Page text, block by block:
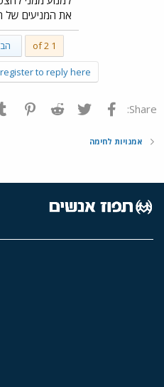
את המניעים של
1 of 2
to reply here.
Share: פייסבוק Twitter
Reddit
אמנויות לחימה